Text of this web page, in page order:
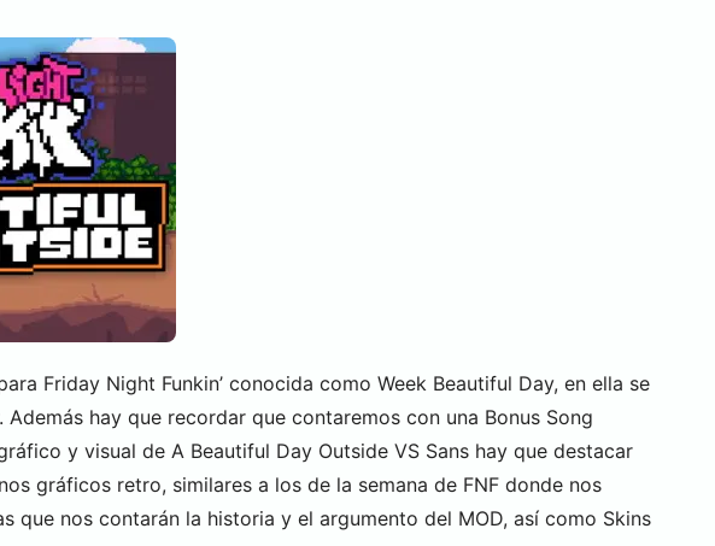
Friday Night Funkin’ conocida como Week Beautiful Day, en ella se
hay que recordar que contaremos con una Bonus Song
y visual de A Beautiful Day Outside VS Sans hay que destacar
gráficos retro, similares a los de la semana de FNF donde nos
que nos contarán la historia y el argumento del MOD, así como Skins